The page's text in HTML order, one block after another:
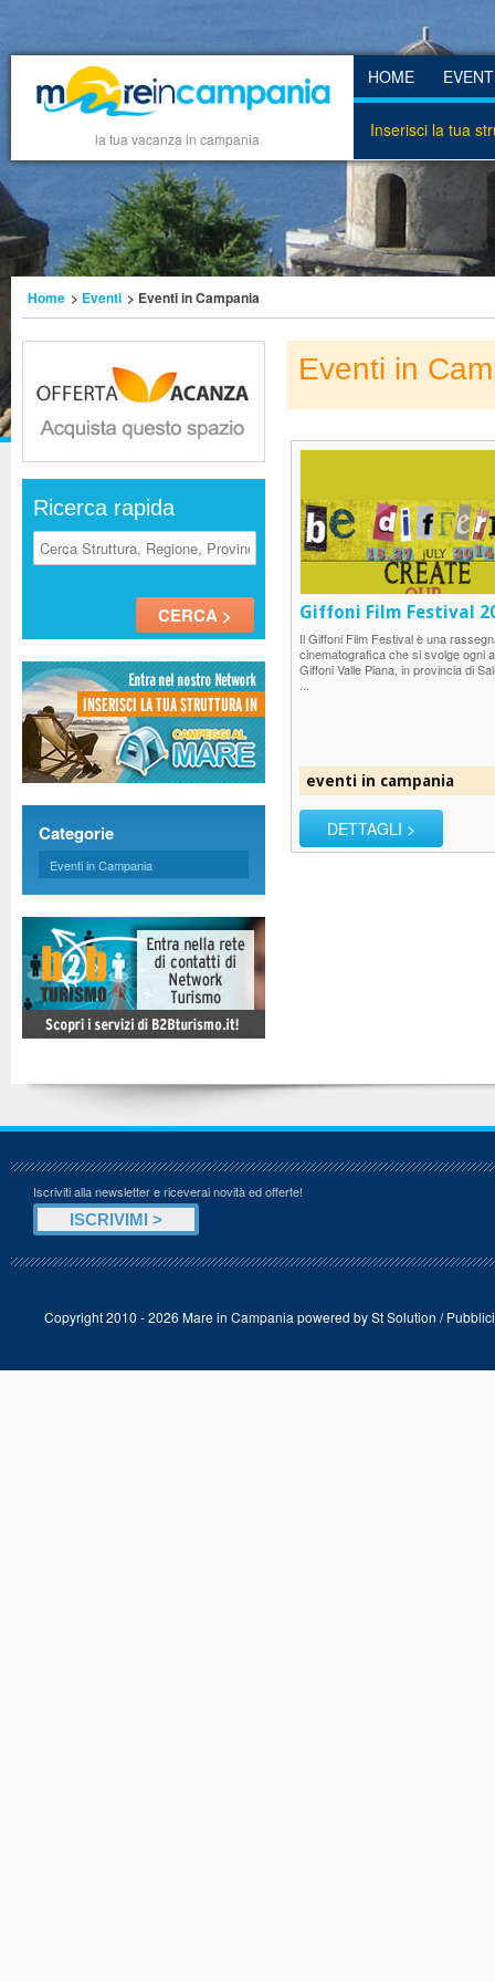
la tua vacanza in campania
HOME
Inserisci la tua
Home > Eventi > Eventi in Campania
Ricerca rapida
Categorie
Eventi in Campania
Eventi in
Giffoni Film Festival
Il Giffoni Film Festival è una
cinematografica che si svolge ogni
Giffoni Valle Piana, in provincia di
eventi in campania
DETTAGLI >
Iscriviti alla newsletter e riceverai novità ed offerte!
Copyright 2010 - 2026 Mare in Campania powered bySt Solution /